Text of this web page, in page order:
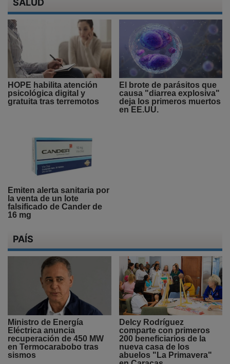
HOPE habilita atención
psicológica digital y
gratuita tras terremotos
El brote de parásitos que
causa "diarrea explosiva"
deja los primeros muertos
en EE.UU.
Emiten alerta sanitaria por
la venta de un lote
falsificado de Cander de
16 mg
PAÍS
Ministro de Energía
Eléctrica anuncia
recuperación de 450 MW
en Termocarabobo tras
sismos
Delcy Rodríguez
comparte con primeros
200 beneficiarios de la
nueva casa de los
abuelos "La Primavera"